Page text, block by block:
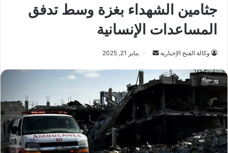
جثامين الشهداء بغزة وسط تدفق
المساعدات الإنسانية
وكالة الفتح الإخبارية
أرسل
إلكترونيا
يناير 21, 2025